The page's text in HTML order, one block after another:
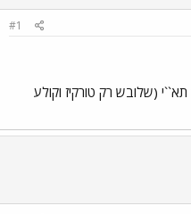
#1
(שלובש רק טורקיז וקולע